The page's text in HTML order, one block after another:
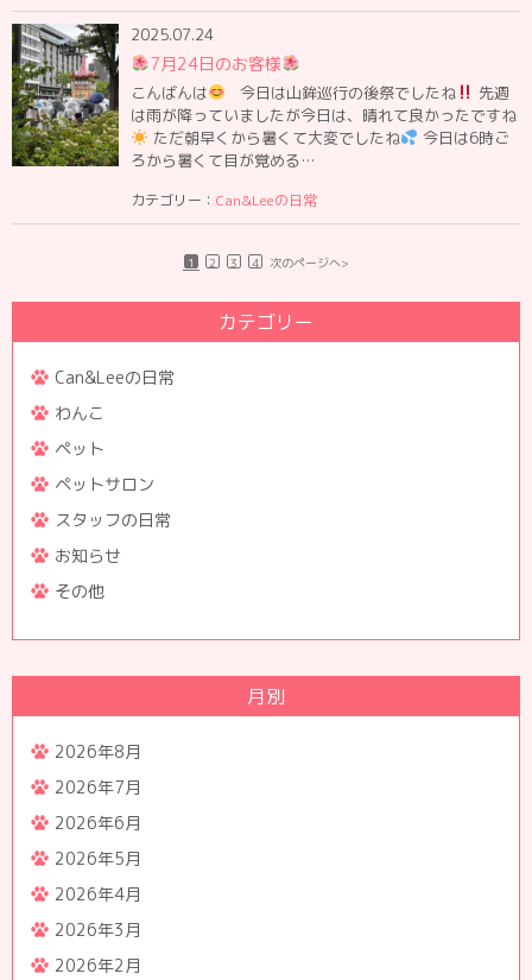
2025.07.24
7月24日のお客様
こんばんは 今日は山鉾巡行の後祭でしたね
先週
は雨が降っていましたが今日は、晴れて良かったですね
ただ朝早くから暑くて大変でしたね
今日は6時ご
ろから暑くて目が覚める…
カテゴリー： Can&Leeの日常
1 2 3 4 次のページへ>
カテゴリー
Can&Leeの日常
わんこ
ペット
ペットサロン
スタッフの日常
お知らせ
その他
月別
2026年8月
2026年7月
2026年6月
2026年5月
2026年4月
2026年3月
2026年2月